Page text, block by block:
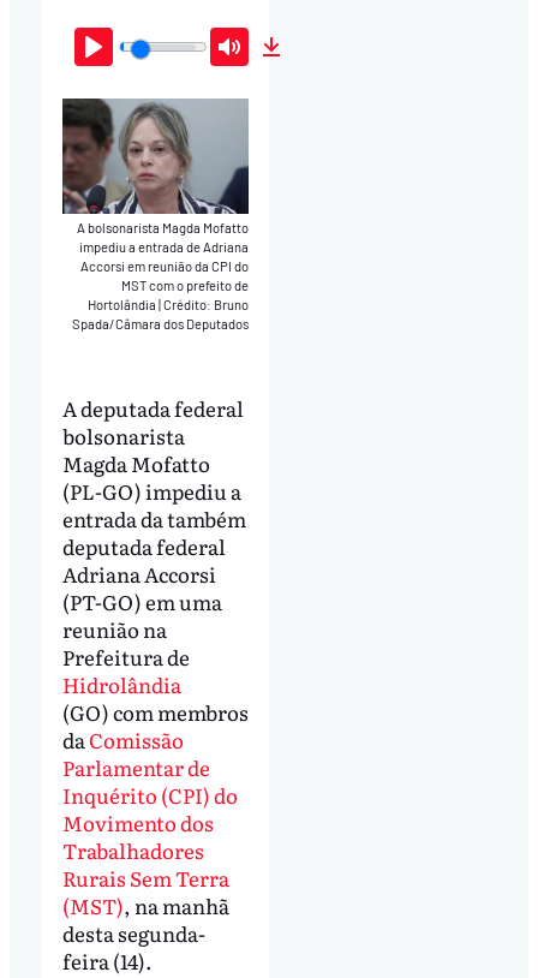
Play Mute
A bolsonarista Magda Mofatto
impediu a entrada de Adriana
Accorsi em reunião da CPI do
MST com o prefeito de
Hortolândia|Crédito: Bruno
Spada/Câmara dos Deputados
A deputada federal
bolsonarista
Magda Mofatto
(PL-GO) impediu a
entrada da também
deputada federal
Adriana Accorsi
(PT-GO) em uma
reunião na
Prefeitura de
Hidrolândia
(GO) com membros
daComissão
Parlamentar de
Inquérito (CPI) do
Movimento dos
Trabalhadores
Rurais Sem Terra
(MST), na manhã
desta segunda-
feira (14).